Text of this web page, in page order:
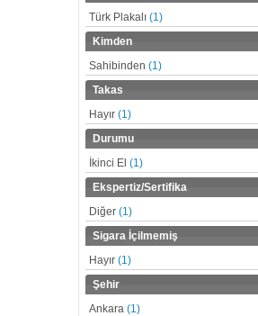
Türk Plakalı (1)
Kimden
Sahibinden (1)
Takas
Hayır (1)
Durumu
İkinci El (1)
Ekspertiz/Sertifika
Diğer (1)
Sigara İçilmemiş
Hayır (1)
Şehir
Ankara (1)